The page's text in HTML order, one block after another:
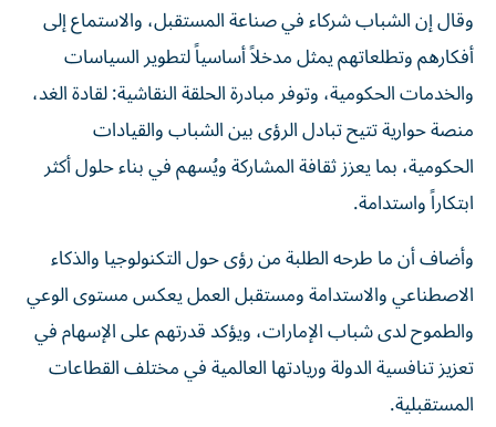
وقال إن الشباب شركاء في صناعة المستقبل، والاستماع إلى
أفكارهم وتطلعاتهم يمثل مدخلاً أساسياً لتطوير السياسات
والخدمات الحكومية، وتوفر مبادرة الحلقة النقاشية: لقادة الغد،
منصة حوارية تتيح تبادل الرؤى بين الشباب والقيادات
الحكومية، بما يعزز ثقافة المشاركة ويُسهم في بناء حلول أكثر
ابتكاراً واستدامة.
وأضاف أن ما طرحه الطلبة من رؤى حول التكنولوجيا والذكاء
الاصطناعي والاستدامة ومستقبل العمل يعكس مستوى الوعي
والطموح لدى شباب الإمارات، ويؤكد قدرتهم على الإسهام في
تعزيز تنافسية الدولة وريادتها العالمية في مختلف القطاعات
المستقبلية.